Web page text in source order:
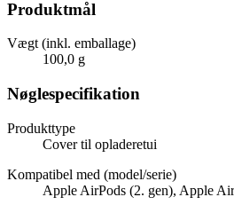
Produktmål
Vægt (inkl. emballage)
100,0 g
Nøglespecifikation
Produkttype
Cover til opladeretui
Kompatibel med (model/serie)
Apple AirPods (2. gen), Apple